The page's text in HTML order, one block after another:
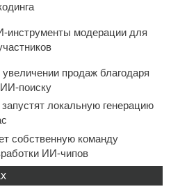
инструменты модерации для
продаж благодаря
ИИ-поиску
локальную генерацию
собственную команду
ИИ-чипов